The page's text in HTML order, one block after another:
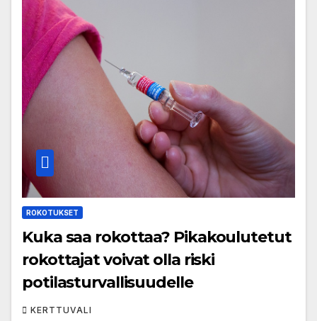
ROKOTUKSET
Kuka saa rokottaa? Pikakoulutetut
rokottajat voivat olla riski
potilasturvallisuudelle
KERTTUVALI